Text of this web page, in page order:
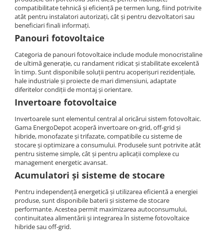
Invertoare on-grid Sungrow
Statii de reincarcare Sungrow
Victron Energy
MPPT
Accesorii Victron
Invertor Hibrid - Off Grid
Statii de reincarcare Victron
HV
US
SMA
Sungrow
SBH
SBR battery
SBS
Accesorii stocare
Cabluri aluminiu coaxial
bransament
Cabluri aluminiu nearmat
Cabluri aluminiu tip Enel
Cabluri aluminiu torsadat/aerian
Cabluri energie joasa tensiune -
cupru
Cabluri cupru armat
Cabluri cupru coaxial bransament
Cabluri cupru flexibil
Cabluri cupru nearmat
Cabluri cupru rezistente la foc
Cabluri flexibile
Cabluri flexibile plate
Cabluri medie tensiune aluminiu
Cabluri optice
Cabluri semnalizare si control
Cutie ABS modulara
Doze
Doze aparat
Jgheab metalic perforat
Jgheab tip sarma
Tablou metalic
Tablou organizare santier echipat
Tablou organizare santier necablat
Tub flexibil
Tub flexibil dublu perete (corugata)
Tub flexibil metalic
Intrerupatoare automate
AFDD
Intrerupatoare automate de putere
diferentiale
Intrerupatoare automate modulare
Separator sarcina
Separator fuzibil
Separator fuzibil aplicatii
fotovoltaice
Sigurante fuzibile
Aplica LED
Corpuri solare
Corpuri solare decorative
Instalatii sarbatori
Lanterne
Stalpi de iluminat
compatibilitate tehnică și eficiență pe termen lung, fiind potrivite
atât pentru instalatori autorizați, cât și pentru dezvoltatori sau
beneficiari finali informați.
Panouri fotovoltaice
Categoria de panouri fotovoltaice include module monocristaline
de ultimă generație, cu randament ridicat și stabilitate excelentă
în timp. Sunt disponibile soluții pentru acoperișuri rezidențiale,
hale industriale și proiecte de mari dimensiuni, adaptate
diferitelor condiții de montaj și orientare.
Invertoare fotovoltaice
Invertoarele sunt elementul central al oricărui sistem fotovoltaic.
Gama EnergoDepot acoperă invertoare on-grid, off-grid și
hibride, monofazate și trifazate, compatibile cu sisteme de
stocare și optimizare a consumului. Produsele sunt potrivite atât
pentru sisteme simple, cât și pentru aplicații complexe cu
management energetic avansat.
Acumulatori și sisteme de stocare
Pentru independență energetică și utilizarea eficientă a energiei
produse, sunt disponibile baterii și sisteme de stocare
performante. Acestea permit maximizarea autoconsumului,
continuitatea alimentării și integrarea în sisteme fotovoltaice
hibride sau off-grid.